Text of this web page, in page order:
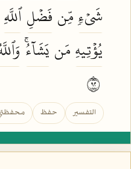
شَيۡءٖمِّن فَضۡلِٱللَّهِ
يُؤۡتِيهِمَن يَشَآءُۚ
التفسير حفظ